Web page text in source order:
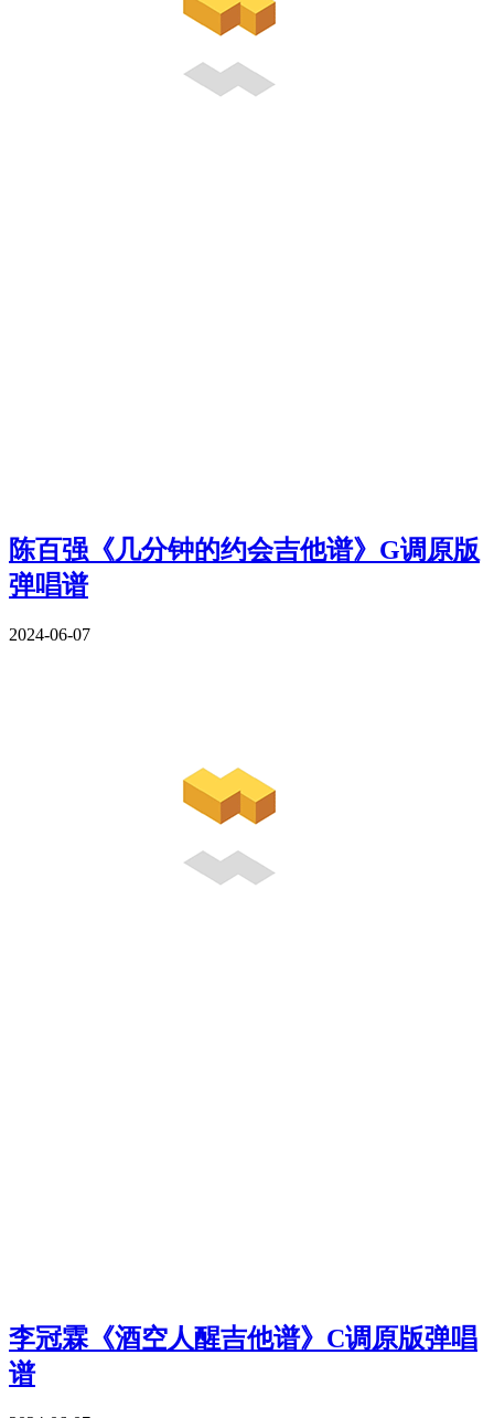
陈百强《几分钟的约会吉他谱》G调原版
弹唱谱
2024-06-07
李冠霖《酒空人醒吉他谱》C调原版弹唱
谱